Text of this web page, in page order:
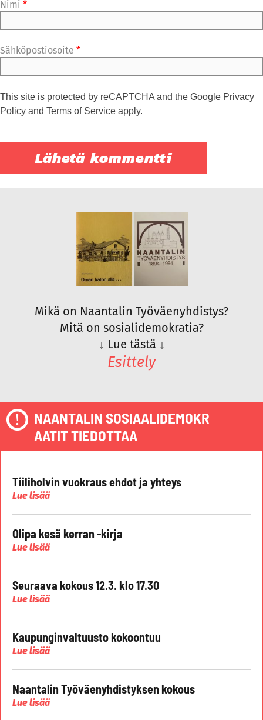
Nimi *
Sähköpostiosoite *
This site is protected by reCAPTCHA and the Google Privacy
Policy and Terms of Service apply.
Mikä on Naantalin Työväenyhdistys?
Mitä on sosialidemokratia?
↓ Lue tästä ↓
Esittely
NAANTALIN SOSIAALIDEMOKR
AATIT TIEDOTTAA
Tiiliholvin vuokraus ehdot ja yhteys
Lue lisää
Olipa kesä kerran -kirja
Lue lisää
Seuraava kokous 12.3. klo 17.30
Lue lisää
Kaupunginvaltuusto kokoontuu
Lue lisää
Naantalin Työväenyhdistyksen kokous
Lue lisää